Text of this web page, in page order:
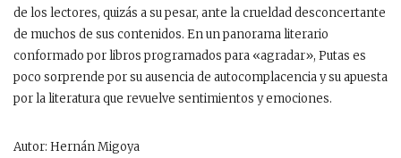
de los lectores, quizás a su pesar, ante la crueldad desconcertante
de muchos de sus contenidos. En un panorama literario
conformado por libros programados para «agradar», Putas es
poco sorprende por su ausencia de autocomplacencia y su apuesta
por la literatura que revuelve sentimientos y emociones.
Autor: Hernán Migoya